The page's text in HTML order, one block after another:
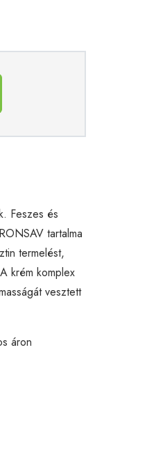
Feszes és
tartalma
termelést,
krém komplex
vesztett
áron